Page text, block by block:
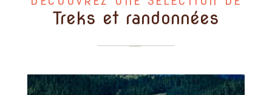
Treks et randonnées